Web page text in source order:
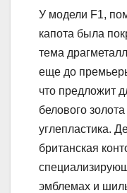
У модели F1,
капота была
тема
еще до
что предложит
белового
углепластика.
британская
эмблемах и